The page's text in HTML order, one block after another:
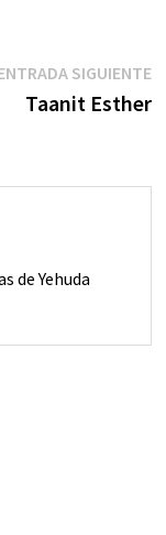
SIGUIENTE
Taanit Esther
de Yehuda